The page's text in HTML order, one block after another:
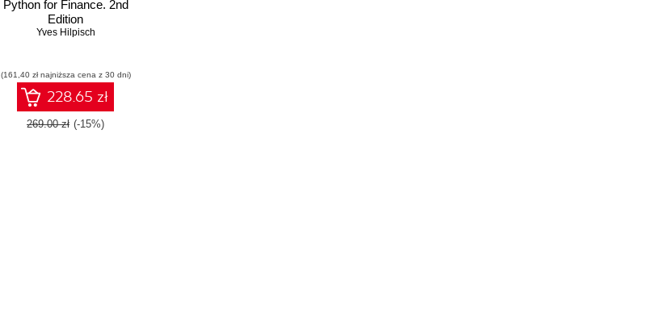
Python for Finance. 2nd
Edition
Yves Hilpisch
(161,40 zł najniższa cena z 30 dni)
228.65 zł
269.00 zł (-15%)